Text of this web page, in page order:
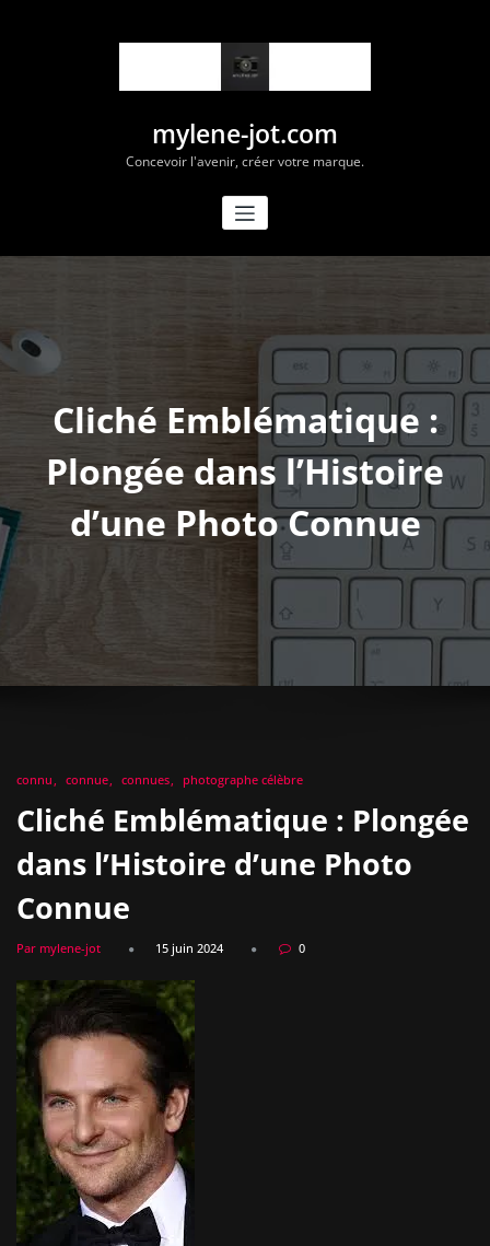
mylene-jot.com
Concevoir l'avenir, créer votre marque.
Cliché Emblématique :
Plongée dans l’Histoire
d’une Photo Connue
connu connue connues photographe célèbre
Cliché Emblématique : Plongée
dans l’Histoire d’une Photo
Connue
Par mylene-jot 15 juin 2024 0